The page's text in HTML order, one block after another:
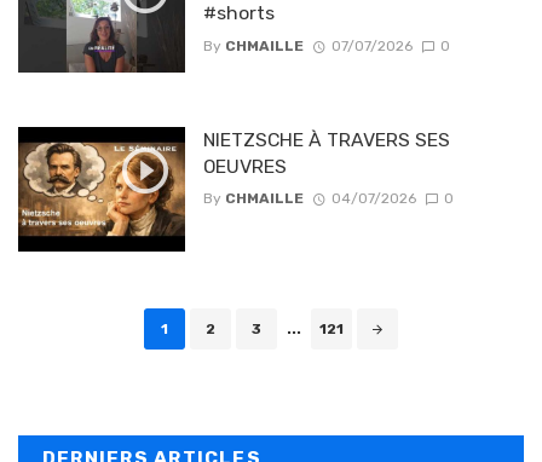
#shorts
By CHMAILLE 07/07/2026 0
NIETZSCHE À TRAVERS SES
OEUVRES
By CHMAILLE 04/07/2026 0
Posts navigation
1 2 3 ... 121